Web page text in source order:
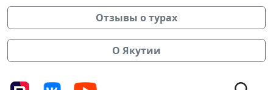
Отзывы о турах
О Якутии